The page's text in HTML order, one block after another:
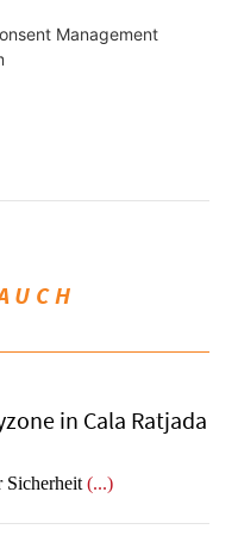
Management
in Cala Ratjada
Sicherheit (...)